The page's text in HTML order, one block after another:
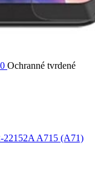
Ochranné tvrdené
22152A A715 (A71)